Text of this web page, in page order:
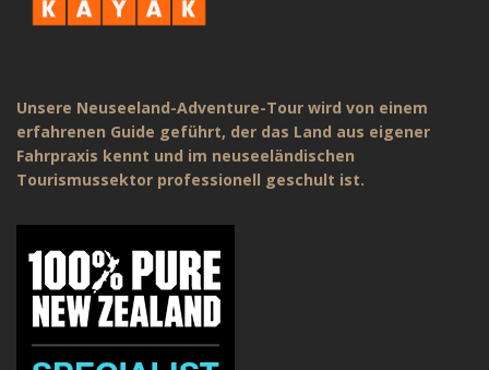
Unsere Neuseeland-Adventure-Tour wird von einem
erfahrenen Guide geführt, der das Land aus eigener
Fahrpraxis kennt und im neuseeländischen
Tourismussektor professionell geschult ist.